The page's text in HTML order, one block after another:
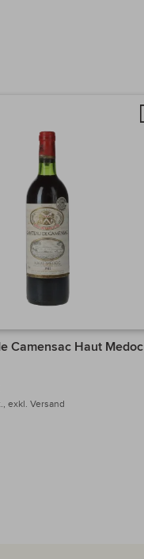
Camensac Haut Medoc
exkl. Versand